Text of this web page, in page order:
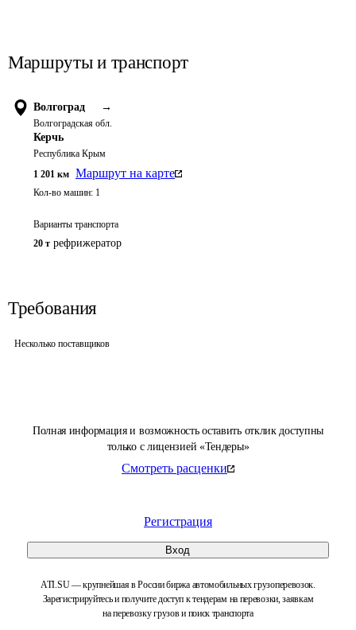
Полная информация и возможность оставить отклик доступны
только с лицензией «Тендеры»
Смотреть расценки
Регистрация
Вход
ATI.SU — крупнейшая в России биржа автомобильных грузоперевозок.
Зарегистрируйтесь и получите доступ к тендерам на перевозки, заявкам
на перевозку грузов и поиск транспорта
Маршруты и транспорт
Волгоград →
Волгоградская обл.
Керчь
Республика Крым
1 201 км Маршрут на карте
Кол-во машин: 1
Варианты транспорта
20 т рефрижератор
Требования
Несколько поставщиков